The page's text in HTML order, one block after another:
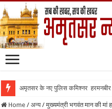
अमृतसर के नए पुलिस कमिश्नर
Home / अन्य / मुख्यमंत्री भगवंत मान की मां